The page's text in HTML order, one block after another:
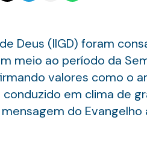
Deus (IIGD) foram
meio ao período da
valores como o
em clima de
do Evangelho